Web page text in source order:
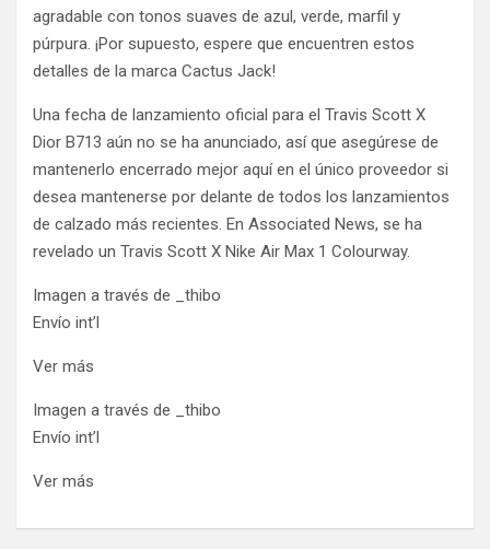
agradable con tonos suaves de azul, verde, marfil y
púrpura. ¡Por supuesto, espere que encuentren estos
detalles de la marca Cactus Jack!
Una fecha de lanzamiento oficial para el Travis Scott X
Dior B713 aún no se ha anunciado, así que asegúrese de
mantenerlo encerrado mejor aquí en el único proveedor si
desea mantenerse por delante de todos los lanzamientos
de calzado más recientes. En Associated News, se ha
revelado un Travis Scott X Nike Air Max 1 Colourway.
Imagen a través de _thibo
Envío int’l
Ver más
Imagen a través de _thibo
Envío int’l
Ver más